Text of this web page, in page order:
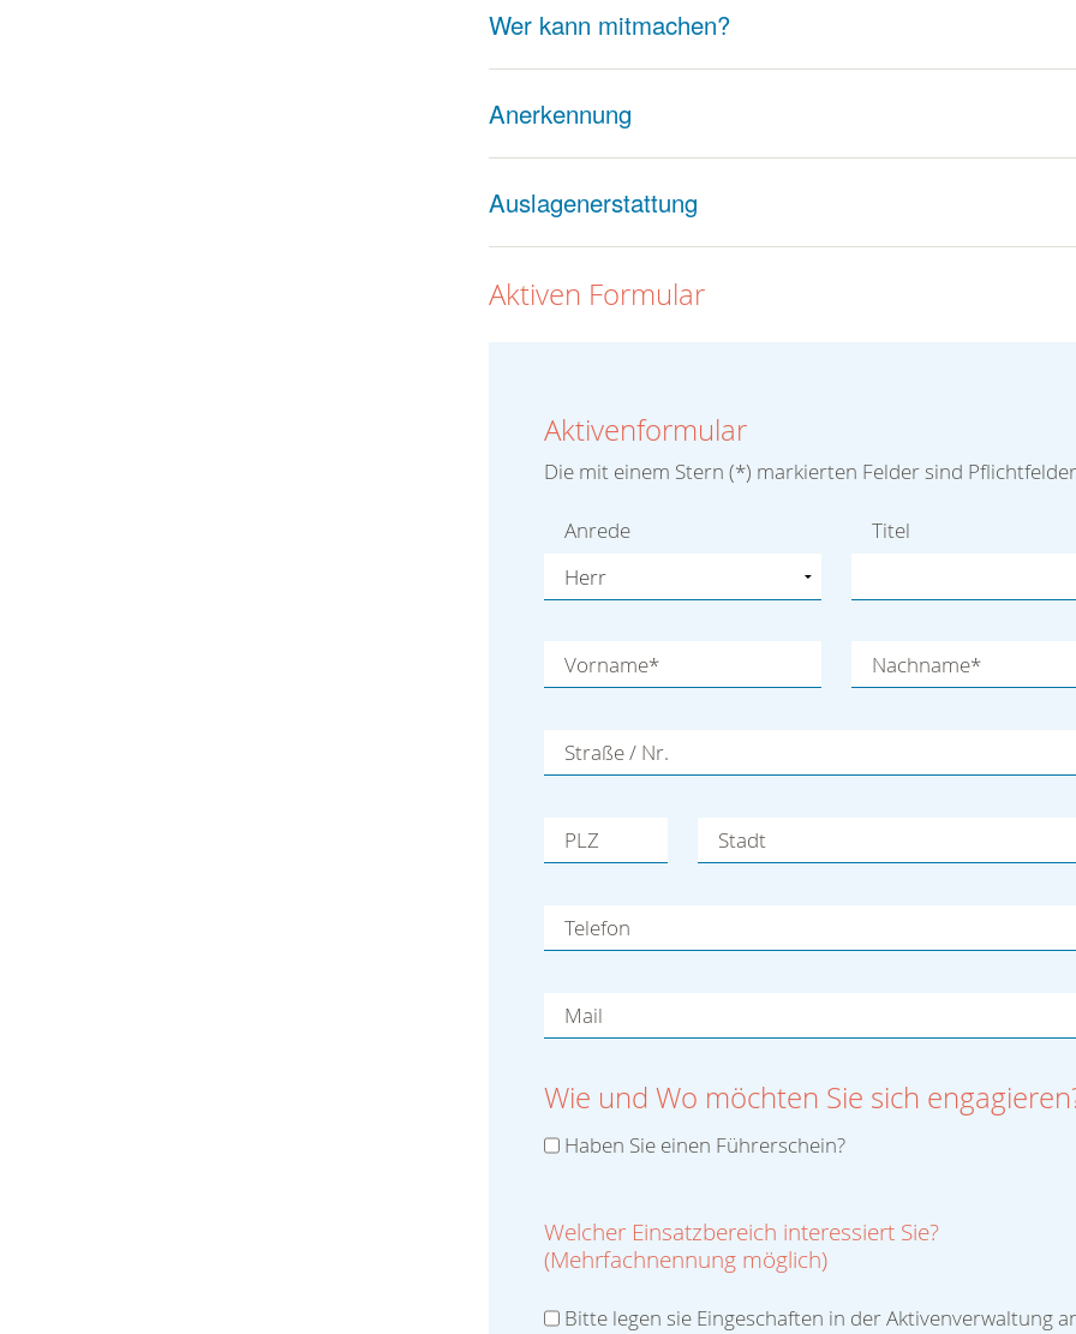
Wer kann mitmachen?
Anerkennung
Auslagenerstattung
Aktiven Formular
Aktivenformular
Die mit einem Stern (*) markierten Felder sind
Anrede Titel
Vorname* Nachname*
Straße / Nr.
PLZ Stadt
Telefon
Mail
Wie und Wo möchten Sie sich
Haben Sie einen Führerschein?
Welcher Einsatzbereich interessiert Sie?
(Mehrfachnennung möglich)
Bitte legen sie Eingeschaften in der Aktivenverwaltung